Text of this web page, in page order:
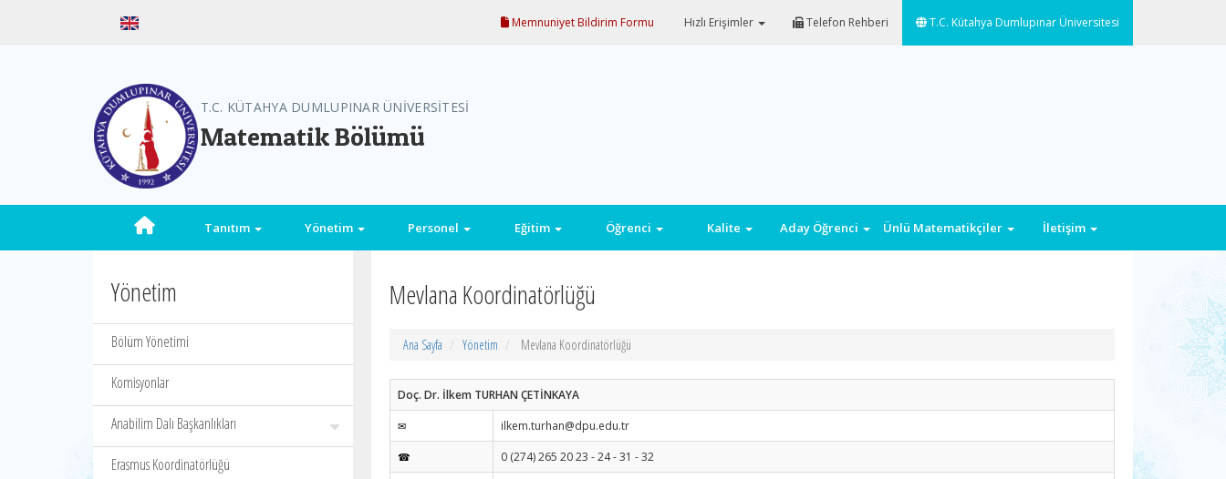
Memnuniyet Bildirim Formu Hızlı Erişimler Telefon Rehberi T.C. Kütahya Dumlupınar Üniversitesi
T.C. KÜTAHYA DUMLUPINAR ÜNİVERSİTESİ
Matematik Bölümü
Tanıtım Yönetim Personel Eğitim Öğrenci Kalite Aday Öğrenci Ünlü Matematikçiler İletişim
Yönetim
Bölüm Yönetimi
Komisyonlar
Anabilim Dalı Başkanlıkları
Erasmus Koordinatörlüğü
Mevlana Koordinatörlüğü
Ana Sayfa Yönetim Mevlana Koordinatörlüğü
Doç. Dr. İlkem TURHAN ÇETİNKAYA
✉ ilkem.turhan@dpu.edu.tr
☎ 0 (274) 265 20 23 - 24 - 31 - 32